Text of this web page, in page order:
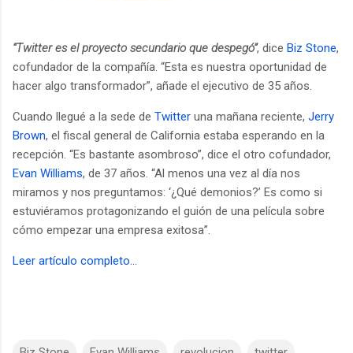
“Twitter es el proyecto secundario que despegó”, dice Biz Stone,
cofundador de la compañía. “Esta es nuestra oportunidad de
hacer algo transformador”, añade el ejecutivo de 35 años.
Cuando llegué a la sede de Twitter una mañana reciente, Jerry
Brown, el fiscal general de California estaba esperando en la
recepción. “Es bastante asombroso”, dice el otro cofundador,
Evan Williams, de 37 años. “Al menos una vez al día nos
miramos y nos preguntamos: ‘¿Qué demonios?’ Es como si
estuviéramos protagonizando el guión de una película sobre
cómo empezar una empresa exitosa”.
Leer artículo completo...